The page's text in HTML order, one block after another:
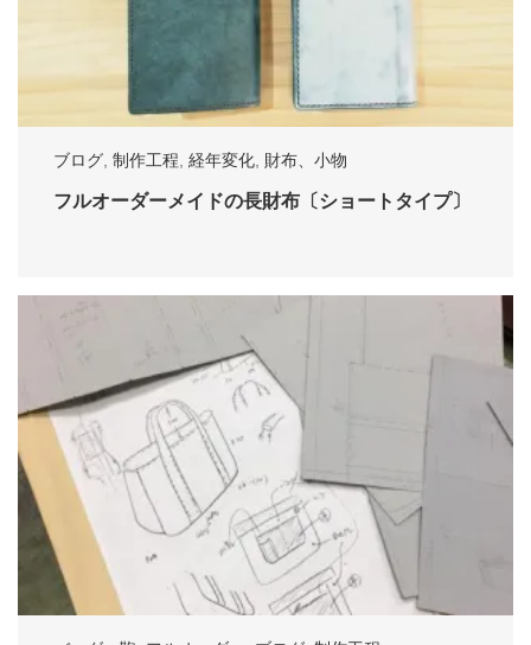
ブログ 制作工程 経年変化 財布、小物
フルオーダーメイドの長財布〔ショートタイプ〕